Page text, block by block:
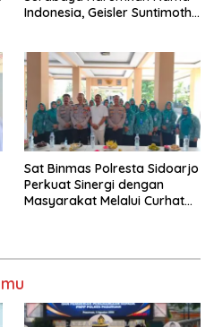
Indonesia, Geisler Suntimothy
Sat Binmas Polresta Sidoarjo
Perkuat Sinergi dengan
Masyarakat Melalui Curhat